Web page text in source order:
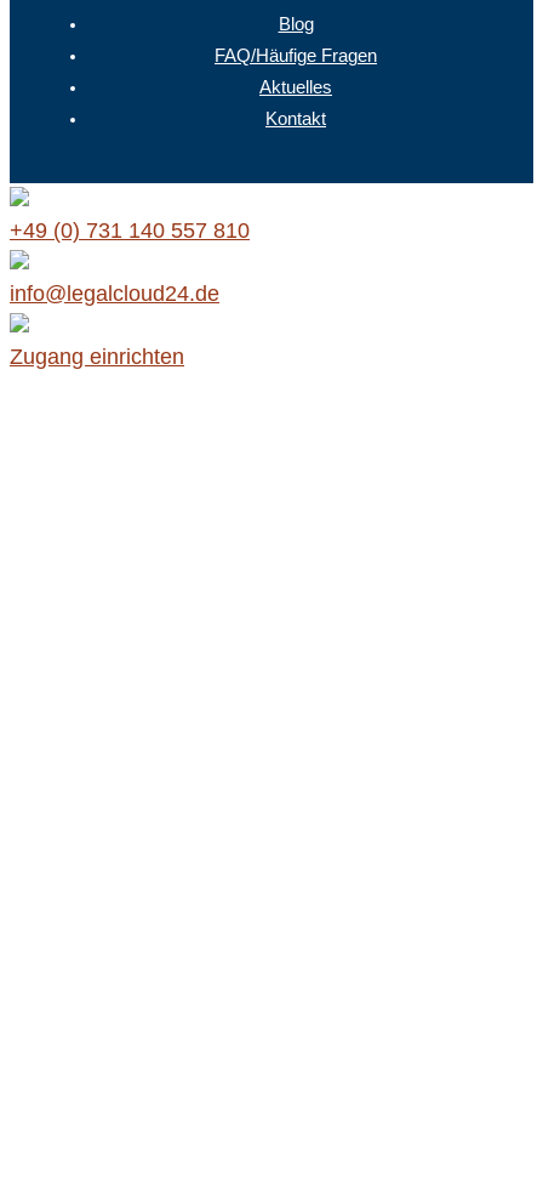
Blog
FAQ/Häufige Fragen
Aktuelles
Kontakt
+49 (0) 731 140 557 810
info@legalcloud24.de
Zugang einrichten